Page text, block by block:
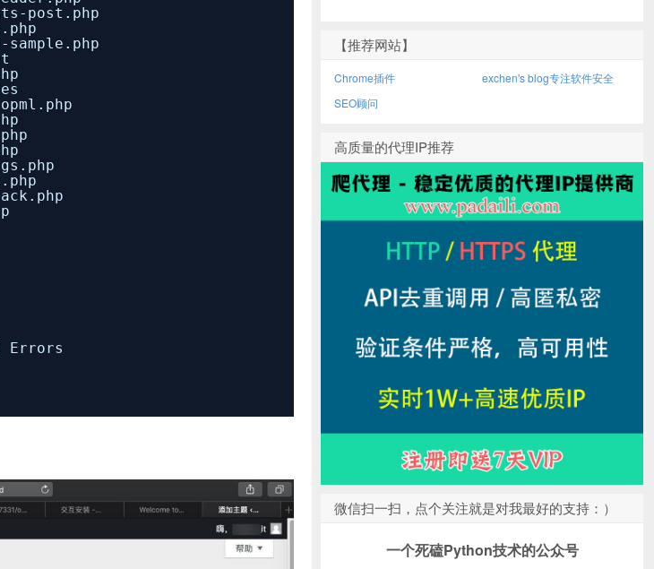
post.php
Errors
【推荐网站】
Chrome插件
exchen's blog专注软件安全
SEO顾问
高质量的代理IP推荐
微信扫一扫，点个关注就是对我最好的支持：）
一个死磕Python技术的公众号